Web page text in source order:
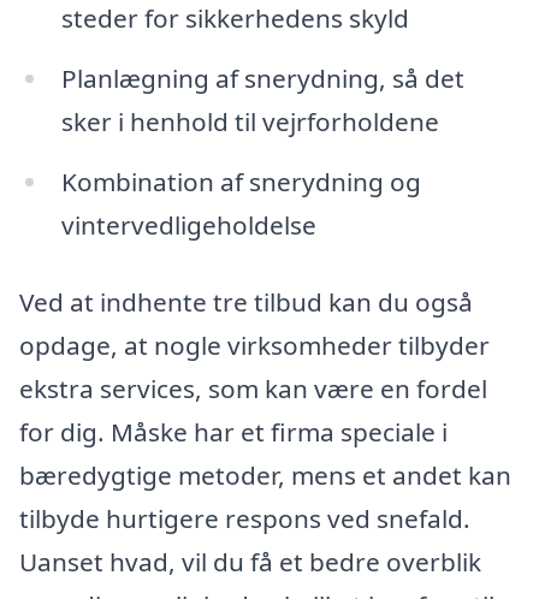
steder for sikkerhedens skyld
Planlægning af snerydning, så det
sker i henhold til vejrforholdene
Kombination af snerydning og
vintervedligeholdelse
Ved at indhente tre tilbud kan du også
opdage, at nogle virksomheder tilbyder
ekstra services, som kan være en fordel
for dig. Måske har et firma speciale i
bæredygtige metoder, mens et andet kan
tilbyde hurtigere respons ved snefald.
Uanset hvad, vil du få et bedre overblik